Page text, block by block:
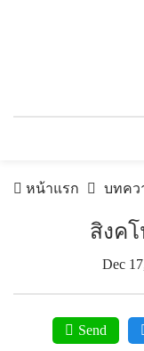
หน้าแรก บทคว
สิงค
Dec
Send